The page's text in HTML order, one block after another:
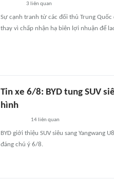
3 liên quan
Sự cạnh tranh từ các đối thủ Trung
thay vì chấp nhận hạ biên lợi nhuận để
Tin xe 6/8: BYD tung SUV
hình
14liên quan
BYD giới thiệu SUV siêu sang Yangwang
đáng chú ý 6/8.